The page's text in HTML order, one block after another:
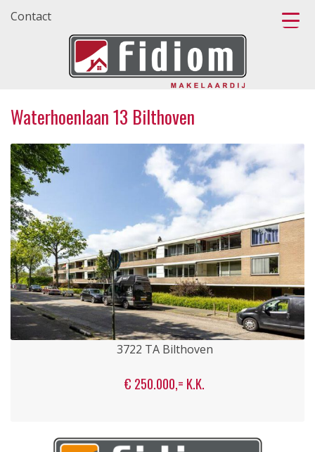
Contact
Waterhoenlaan 13 Bilthoven
3722 TA Bilthoven
€ 250.000,= K.K.